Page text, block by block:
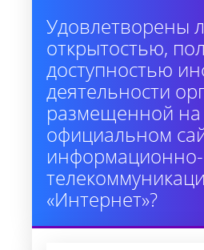
Удовлетворены
открытостью,
доступностью
деятельности
размещенной на
официальном
информационно-
«Интернет»?